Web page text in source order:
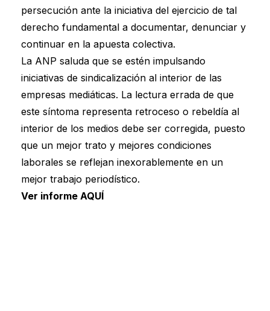
persecución ante la iniciativa del ejercicio de tal
derecho fundamental a documentar, denunciar y
continuar en la apuesta colectiva.
La ANP saluda que se estén impulsando
iniciativas de sindicalización al interior de las
empresas mediáticas. La lectura errada de que
este síntoma representa retroceso o rebeldía al
interior de los medios debe ser corregida, puesto
que un mejor trato y mejores condiciones
laborales se reflejan inexorablemente en un
mejor trabajo periodístico.
Ver informe AQUÍ